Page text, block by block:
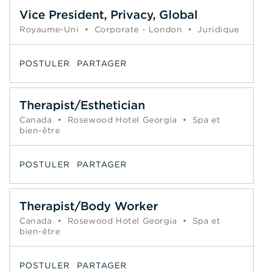
Vice President, Privacy, Global
Royaume-Uni • Corporate - London • Juridique
POSTULER PARTAGER
Therapist/Esthetician
Canada • Rosewood Hotel Georgia •
Spa et
bien-être
POSTULER PARTAGER
Therapist/Body Worker
Canada • Rosewood Hotel Georgia •
Spa et
bien-être
POSTULER PARTAGER